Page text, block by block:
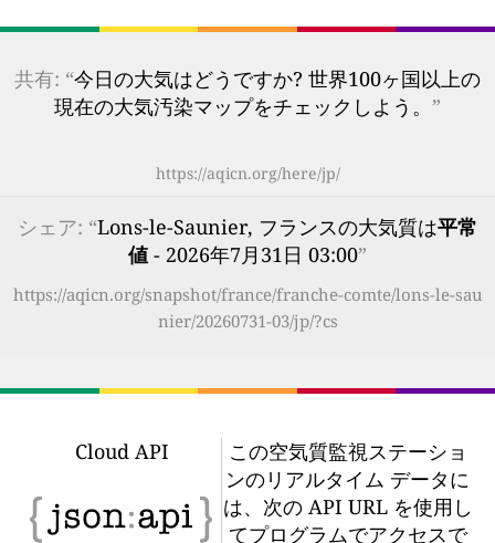
共有: “今日の大気はどうですか? 世界100ヶ国以上の
現在の大気汚染マップをチェックしよう。 ”
https://aqicn.org/here/jp/
シェア: “Lons-le-Saunier, フランスの大気質は平常
値 - 2026年7月31日 03:00”
https://aqicn.org/snapshot/france/franche-comte/lons-le-sau
nier/20260731-03/jp/?cs
Cloud API
この空気質監視ステーショ
ンのリアルタイム データに
は、次の API URL を使用し
てプログラムでアクセスで